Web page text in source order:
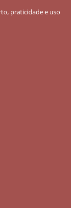
praticidade e uso